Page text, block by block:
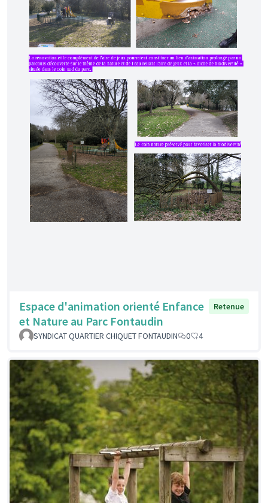
Espace d'animation orienté Enfance
et Nature au Parc Fontaudin
Retenue
SYNDICAT QUARTIER CHIQUET FONTAUDIN 0 4